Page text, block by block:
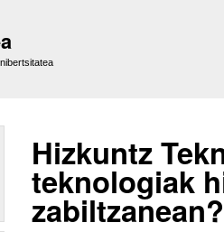
Hizkuntz
teknologiak
zabiltzanean?